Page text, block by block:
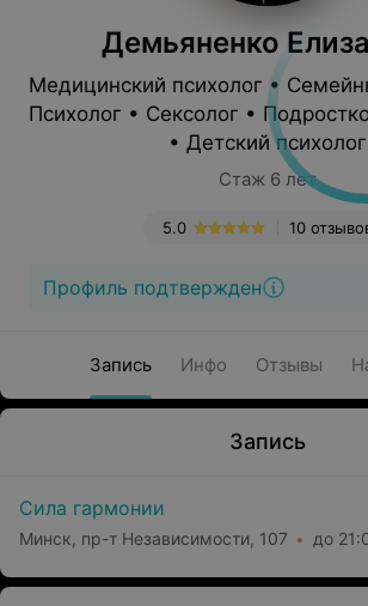
Демьяненко
Медицинский психолог •
Психолог • Сексолог •
• Детский психолог
Стаж 6 лет
10
5.0
Профиль подтвержден
Запись Инфо Отзывы
Запись
Сила гармонии
Минск, пр-т Независимости, 107 до